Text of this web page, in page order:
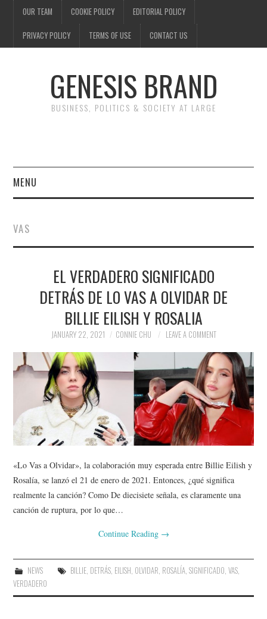
OUR TEAM COOKIE POLICY EDITORIAL POLICY
PRIVACY POLICY TERMS OF USE CONTACT US
GENESIS BRAND
BUSINESS, POLITICS & SOCIETY AT LARGE
MENU
FINANCE
POLITICS
SOCIETY
SPORTS
TECHNOLOGY
VAS
EL VERDADERO SIGNIFICADO
DETRÁS DE LO VAS A OLVIDAR DE
BILLIE EILISH Y ROSALIA
JANUARY 22, 2021 CONNIE CHU LEAVE A COMMENT
«Lo Vas a Olvidar», la colaboración muy esperada entre Billie Eilish y
Rosalía, se lanzó el 21 de enero de 2021. Entonces, ¿qué significa
realmente la canción? Como De diecisiete señala, es claramente una
canción de ruptura, por lo que…
Continue Reading →
NEWS BILLIE, DETRÁS, EILISH, OLVIDAR, ROSALÍA, SIGNIFICADO, VAS,
VERDADERO